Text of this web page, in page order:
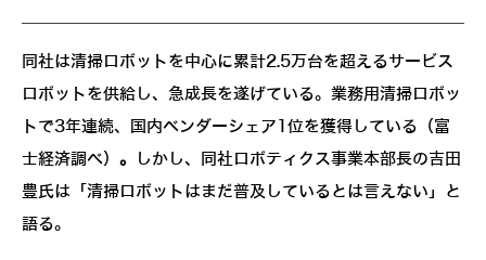
同社は清掃ロボットを中心に累計2.5万台を超えるサービス
ロボットを供給し、急成長を遂げている。業務用清掃ロボッ
トで3年連続、国内ベンダーシェア1位を獲得している（富
士経済調べ） 。
しかし、同社ロボティクス事業本部長の吉田
豊氏は「清掃ロボットはまだ普及しているとは言えない」と
語る。